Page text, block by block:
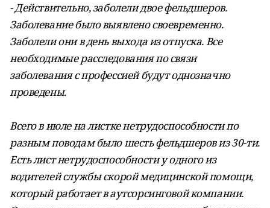
- Действительно, заболели двое фельдшеров.
Заболевание было выявлено своевременно.
Заболели они в день выхода из отпуска. Все
необходимые расследования по связи
заболевания с профессией будут однозначно
проведены.
Всего в июле на листке нетрудоспособности по
разным поводам было шесть фельдшеров из 30-ти.
Есть лист нетрудоспособности у одного из
водителей службы скорой медицинской помощи,
который работает в аутсорсинговой компании.